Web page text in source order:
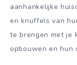
aanhankelijke
en knuffels van
te brengen met je
opbouwen en hun